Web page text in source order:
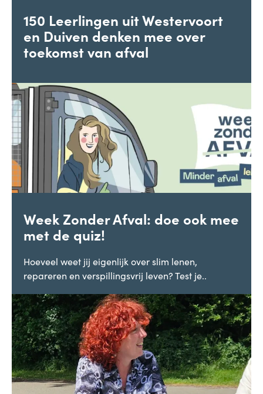
150 Leerlingen uit Westervoort
en Duiven denken mee over
toekomst van afval
Week Zonder Afval: doe ook mee
met de quiz!
Hoeveel weet jij eigenlijk over slim lenen,
repareren en verspillingsvrij leven? Test je..